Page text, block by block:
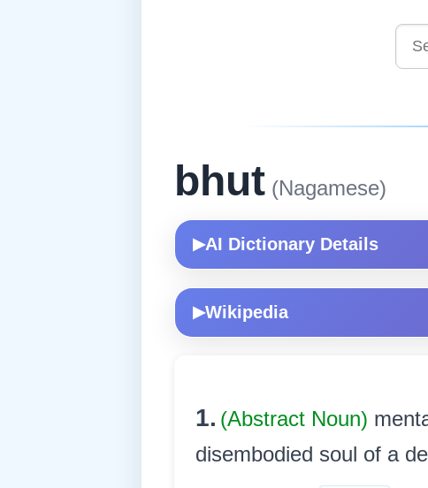
bhut (Nagamese)
▶AI Dictionary Details
▶Wikipedia
1. (Abstract Noun)
disembodied soul of a